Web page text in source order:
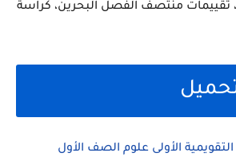
تقييمات منتصف الفصل البحرين، كراسة
التقويمية الأولى علوم الصف الأول